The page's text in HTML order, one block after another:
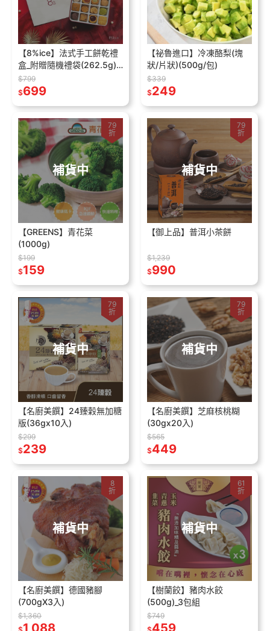
【8%ice】法式手工餅乾禮
盒_附贈隨機禮袋(262.5g)
超商取貨最多10盒
$799
$699
【祕魯進口】冷凍酪梨(塊
狀/片狀)(500g/包)
$339
$249
補貨中
79
折
【GREENS】青花菜
(1000g)
$199
$159
補貨中
79
折
【御上品】普洱小茶餅
$1,239
$990
補貨中
79
折
【名廚美饌】24臻穀無加糖
版(36gx10入)
$299
$239
補貨中
79
折
【名廚美饌】芝麻核桃糊
(30gx20入)
$565
$449
補貨中
8
折
【名廚美饌】德國豬腳
(700gX3入)
$1,360
補貨中
61
折
【樹蘭餃】豬肉水餃
(500g)_3包組
$749